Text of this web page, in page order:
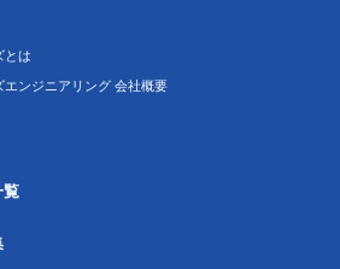
とは
エンジニアリング 会社概要
覧